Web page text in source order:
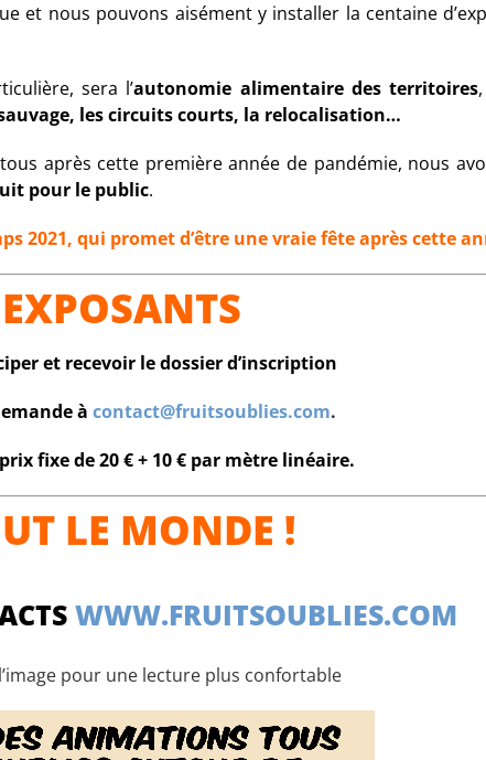
et nous pouvons aisément y installer la centaine
sera l’autonomie alimentaire des territoires
les circuits courts, la relocalisation…
après cette première année de pandémie, nous
pour le public.
2021, qui promet d’être une vraie fête après cette
EXPOSANTS
et recevoir le dossier d’inscription
à contact@fruitsoublies.com.
prix fixe de 20 € + 10 € par mètre linéaire.
LE MONDE !
WWW.FRUITSOUBLIES.COM
pour une lecture plus confortable